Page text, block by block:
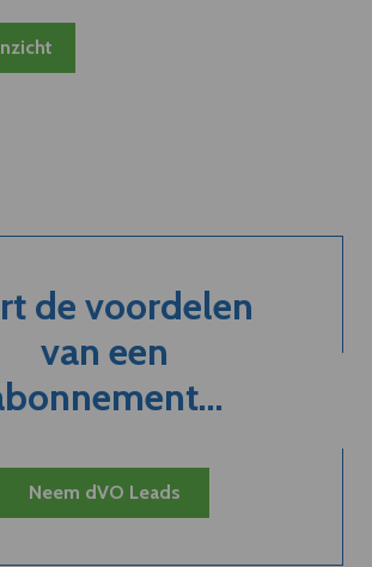
de voordelen
van een
Neem dVO Leads